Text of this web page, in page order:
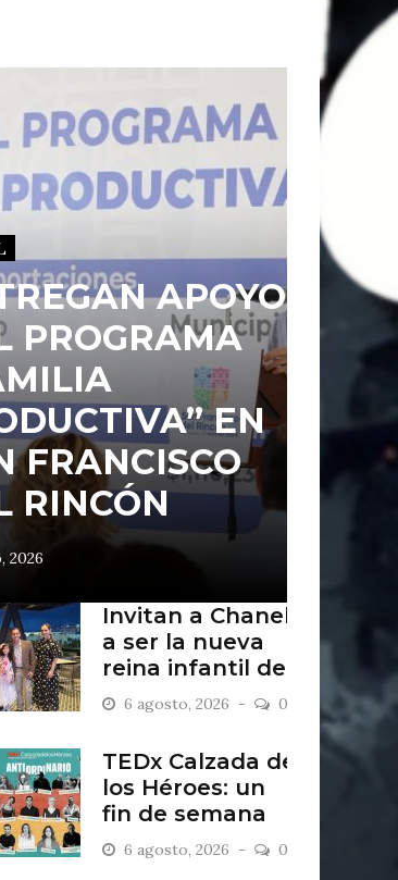
APOYOS
PROGRAMA
EN
FRANCISCO
RINCÓN
2026
Invitan a Chanel
a ser la nueva
reina infantil de
San Francisco
del Rincón
6 agosto, 2026 0
TEDx Calzada de
los Héroes: un
fin de semana
“Antiordinario”
en León
6 agosto, 2026 0